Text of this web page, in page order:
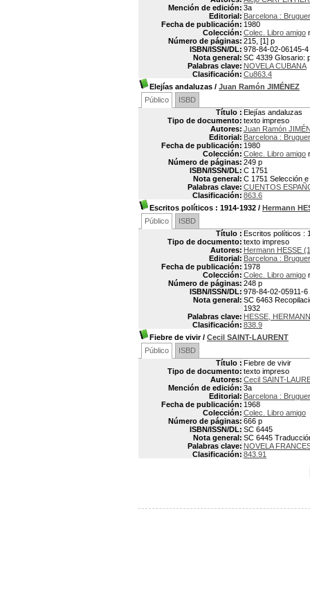
Mención de edición: 3a
Editorial: Barcelona :
Fecha de publicación: 1980
Colección: Colec. Libro amigo
Número de páginas: 215, [1] p
ISBN/ISSN/DL: 978-84-02-06145-4
Nota general: SC 4339 Glosario:
Palabras clave: NOVELA CUBANA
Clasificación: Cu863.4
Elejías andaluzas / Juan Ramón JIMÉNEZ
Público
ISBD
Título : Elejías andaluzas
Tipo de documento: texto impreso
Autores: Juan Ramón
Editorial: Barcelona :
Fecha de publicación: 1980
Colección: Colec. Libro amigo
Número de páginas: 249 p
ISBN/ISSN/DL: C 1751
Nota general: C 1751 Selección
Palabras clave: CUENTOS
Clasificación: 863.6
Escritos políticos : 1914-1932 / Hermann
Público
ISBD
Título : Escritos políticos :
Tipo de documento: texto impreso
Autores: Hermann HESSE
Editorial: Barcelona :
Fecha de publicación: 1978
Colección: Colec. Libro amigo
Número de páginas: 248 p
ISBN/ISSN/DL: 978-84-02-05911-6
Nota general: SC 6463
1932
Palabras clave: HESSE,
Clasificación: 838.9
Fiebre de vivir/ Cecil SAINT-LAURENT
Público
ISBD
Título : Fiebre de vivir
Tipo de documento: texto impreso
Autores: Cecil SAINT-
Mención de edición: 3a
Editorial: Barcelona :
Fecha de publicación: 1968
Colección: Colec. Libro amigo
Número de páginas: 666 p
ISBN/ISSN/DL: SC 6445
Nota general: SC 6445
Palabras clave: NOVELA
Clasificación: 843.91